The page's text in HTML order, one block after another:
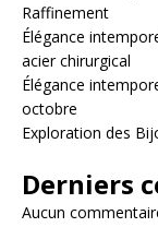
Raffinement
Élégance
acier chirurgical
Élégance
octobre
Exploration des
Derniers
Aucun